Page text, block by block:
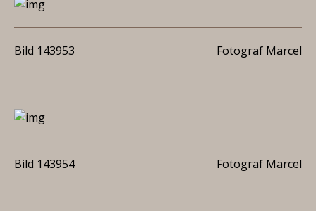
Bild 143953 Fotograf Marcel
Bild 143954 Fotograf Marcel